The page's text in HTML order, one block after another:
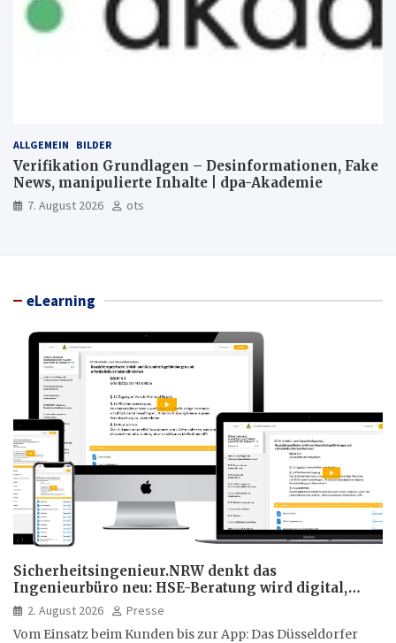
ALLGEMEIN BILDER
Verifikation Grundlagen – Desinformationen, Fake
News, manipulierte Inhalte | dpa-Akademie
7. August 2026 ots
eLearning
Sicherheitsingenieur.NRW denkt das
Ingenieurbüro neu: HSE-Beratung wird digital,
hybrid und multimedial
2. August 2026
Presse
Vom Einsatz beim Kunden bis zur App: Das Düsseldorfer